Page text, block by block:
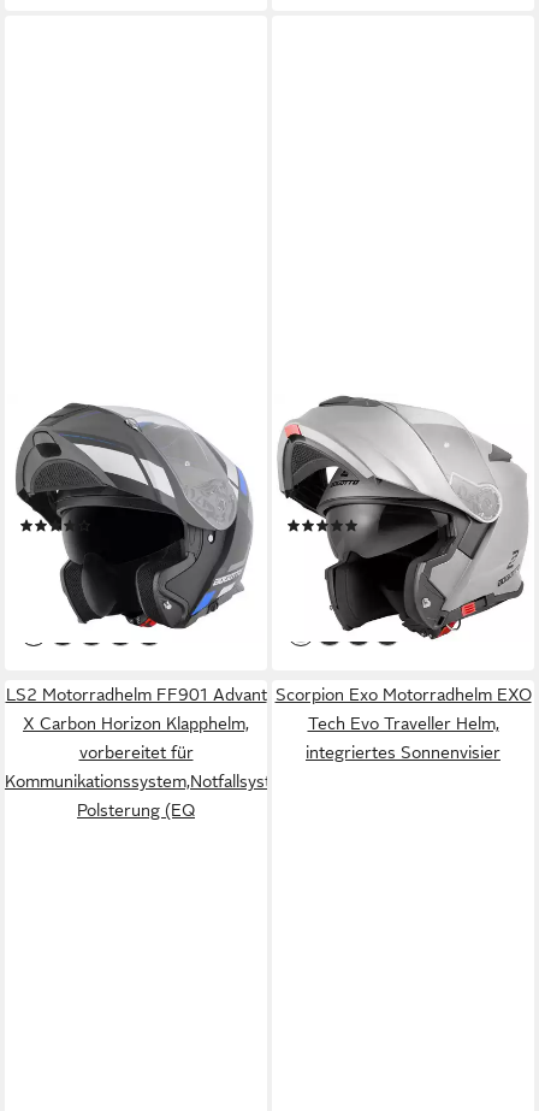
BOGOTTO
Motorradhelm FF403 Murata
Klapphelm, integriertes
Sonnenvisier
84,50 €
lieferbar - in 3-4 Werktagen bei dir
BOGOTTO
Motorradhelm V271 Motorrad
Klapphelm, integriertes
Sonnenvisier
(9)
75,49 € 149,90 €
lieferbar - in 3-4 Werktagen bei dir
LS2 Motorradhelm FF901 Advant
X Carbon Horizon Klapphelm,
vorbereitet für
Kommunikationssystem,Notfallsystem-
Polsterung (EQ
Scorpion Exo Motorradhelm EXO
Tech Evo Traveller Helm,
integriertes Sonnenvisier